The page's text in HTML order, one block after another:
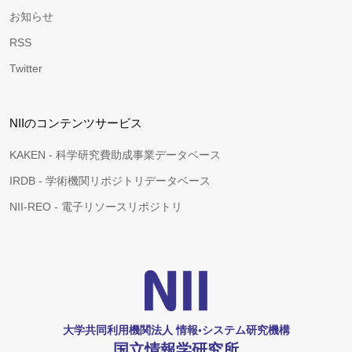
お知らせ
RSS
Twitter
NIIのコンテンツサービス
KAKEN - 科学研究費助成事業データベース
IRDB - 学術機関リポジトリデータベース
NII-REO - 電子リソースリポジトリ
大学共同利用機関法人 情報•システム研究機構